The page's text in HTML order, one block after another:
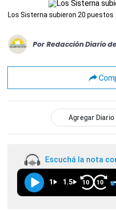
Los Sisterna subieron 20 puestos
Por Redacción Diario
Agregar Diario
Escuchá la nota
1 1.5 10 10